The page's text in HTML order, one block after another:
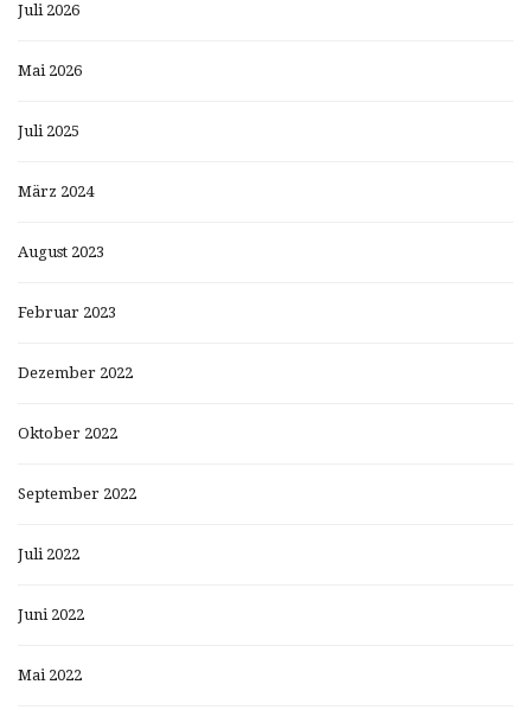
Juli 2026
Mai 2026
Juli 2025
März 2024
August 2023
Februar 2023
Dezember 2022
Oktober 2022
September 2022
Juli 2022
Juni 2022
Mai 2022